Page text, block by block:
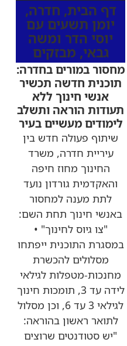
דף הבית, חדרה,
יומן תשעים עם
יוסי הדר ומשה
גבאי, מבזקים
מחסור במורים בחדרה:
תוכנית חדשה תכשיר
אנשי חינוך ללא
תעודות הוראה ותשלב
לימודים מעשיים בעיר
שיתוף פעולה חדש בין
עיריית חדרה, משרד
החינוך מחוז חיפה
והאקדמית גורדון נועד
לתת מענה למחסור
באנשי חינוך תחת השם:
"צו גיוס לחינוך" •
במסגרת התוכנית ייפתחו
מסלולים להכשרת
מחנכות-מטפלות לגילאי
לידה עד 3, תומכות חינוך
לגילאי 3 עד 6, וכן מסלול
לתואר ראשון בהוראה:
"יש סטודנטים שרוצים